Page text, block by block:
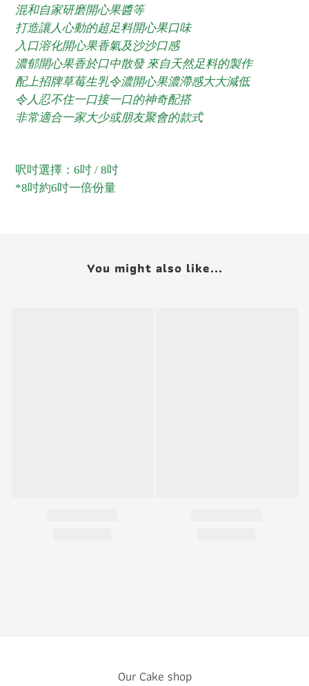
混和自家研磨開心果醬等
打造讓人心動的超足料開心果口味
入口溶化開心果香氣及沙沙口感
濃郁開心果香於口中散發 來自天然足料的製作
配上招牌草莓生乳令濃開心果濃滯感大大減低
令人忍不住一口接一口的神奇配搭
非常適合一家大少或朋友聚會的款式
呎吋選擇：6吋 / 8吋
*8吋約6吋一倍份量
You might also like...
Our Cake shop